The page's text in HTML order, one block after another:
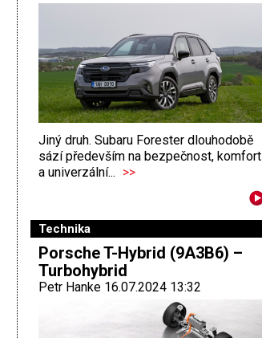
Jiný druh. Subaru Forester dlouhodobě
sází především na bezpečnost, komfort
a univerzální... >>
Technika
Porsche T-Hybrid (9A3B6) –
Turbohybrid
Petr Hanke 16.07.2024 13:32